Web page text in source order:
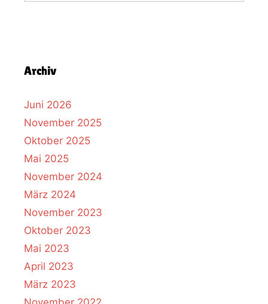
Archiv
Juni 2026
November 2025
Oktober 2025
Mai 2025
November 2024
März 2024
November 2023
Oktober 2023
Mai 2023
April 2023
März 2023